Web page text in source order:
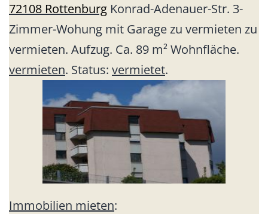
72108 Rottenburg Konrad-Adenauer-Str. 3-
Zimmer-Wohung mit Garage zu vermieten zu
vermieten. Aufzug. Ca. 89 m² Wohnfläche.
vermieten. Status: vermietet.
Immobilien mieten: